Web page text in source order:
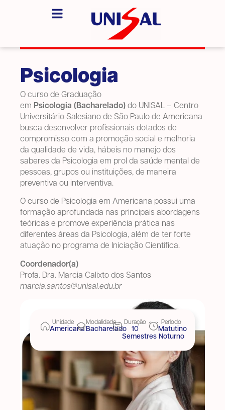
Psicologia
O curso de Graduação
em Psicologia (Bacharelado) do UNISAL – Centro
Universitário Salesiano de São Paulo de Americana
busca desenvolver profissionais dotados de
compromisso com a promoção social e melhoria
da qualidade de vida, hábeis no manejo dos
saberes da Psicologia em prol da saúde mental de
pessoas, grupos ou instituições, de maneira
preventiva ou interventiva.
O curso de Psicologia em Americana possui uma
formação aprofundada nas principais abordagens
teóricas e promove experiência prática nas
diferentes áreas da Psicologia, além de ter forte
atuação no programa de Iniciação Científica.
Coordenador(a)
Profa. Dra. Marcia Calixto dos Santos
marcia.santos@unisal.edu.br
Unidade
Americana
Modalidade
Bacharelado
Duração
10
Semestres
Período
Matutino
Noturno